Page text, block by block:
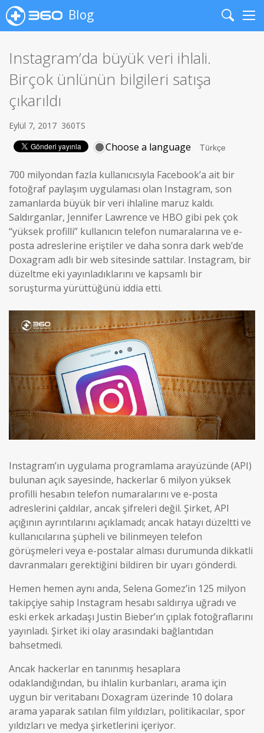
Blog
Search
Instagram’da büyük veri ihlali.
Birçok ünlünün bilgileri satışa
çıkarıldı
Eylül 7, 2017 360TS
Choose a language
700 milyondan fazla kullanıcısıyla Facebook’a ait bir
fotoğraf paylaşım uygulaması olan Instagram, son
zamanlarda büyük bir veri ihlaline maruz kaldı.
Saldırganlar, Jennifer Lawrence ve HBO gibi pek çok
“yüksek profilli” kullanıcın telefon numaralarına ve e-
posta adreslerine eriştiler ve daha sonra dark web’de
Doxagram adlı bir web sitesinde sattılar. Instagram, bir
düzeltme eki yayınladıklarını ve kapsamlı bir
soruşturma yürüttüğünü iddia etti.
Instagram’ın uygulama programlama arayüzünde (API)
bulunan açık sayesinde, hackerlar 6 milyon yüksek
profilli hesabın telefon numaralarını ve e-posta
adreslerini çaldılar, ancak şifreleri değil. Şirket, API
açığının ayrıntılarını açıklamadı; ancak hatayı düzeltti ve
kullanıcılarına şüpheli ve bilinmeyen telefon
görüşmeleri veya e-postalar alması durumunda dikkatli
davranmaları gerektiğini bildiren bir uyarı gönderdi.
Hemen hemen aynı anda, Selena Gomez’in 125 milyon
takipçiye sahip Instagram hesabı saldırıya uğradı ve
eski erkek arkadaşı Justin Bieber’ın çıplak fotoğraflarını
yayınladı. Şirket iki olay arasındaki bağlantıdan
bahsetmedi.
Ancak hackerlar en tanınmış hesaplara
odaklandığından, bu ihlalin kurbanları, arama için
uygun bir veritabanı Doxagram üzerinde 10 dolara
arama yaparak satılan film yıldızları, politikacılar, spor
yıldızları ve medya şirketlerini içeriyor.